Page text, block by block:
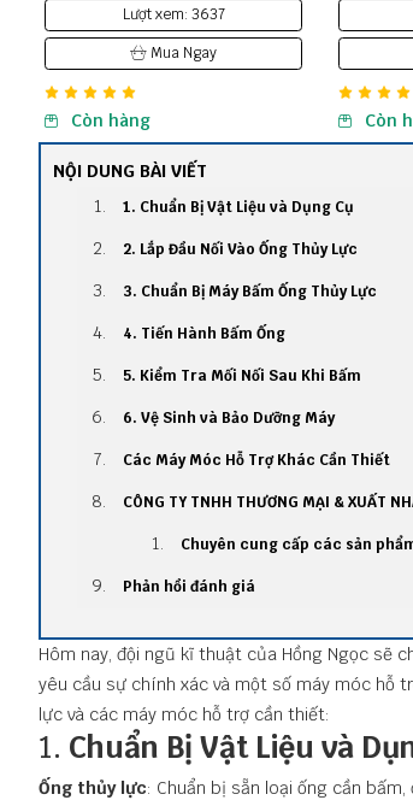
NỘI DUNG BÀI VIẾT
1. Chuẩn Bị Vật Liệu và Dụng Cụ
2. Lắp Đầu Nối Vào Ống Thủy Lực
3. Chuẩn Bị Máy Bấm Ống Thủy Lực
4. Tiến Hành Bấm Ống
5. Kiểm Tra Mối Nối Sau Khi Bấm
6. Vệ Sinh và Bảo Dưỡng Máy
Các Máy Móc Hỗ Trợ Khác Cần Thiết
CÔNG TY TNHH THƯƠNG MẠI & XUẤT
Chuyên cung cấp các sản
Phản hồi đánh giá
Hôm nay, đội ngũ kĩ thuật của Hồng Ngọc sẽ
yêu cầu sự chính xác và một số máy móc hỗ
lực và các máy móc hỗ trợ cần thiết:
1. Chuẩn Bị Vật Liệu và
Ống thủy lực: Chuẩn bị sẵn loại ống cần